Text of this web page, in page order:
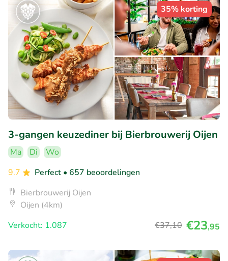
35% korting
3-gangen keuzediner bij Bierbrouwerij Oijen
Ma Di
Wo
9.7
Perfect • 657 beoordelingen
Bierbrouwerij Oijen
Oijen (4km)
Verkocht: 1.087
€37,10 €23,95